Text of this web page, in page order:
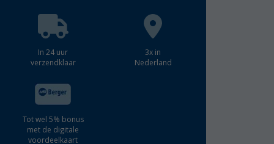
In 24 uur
verzendklaar
3x in
Nederland
Tot wel 5% bonus
met de digitale
voordeelkaart